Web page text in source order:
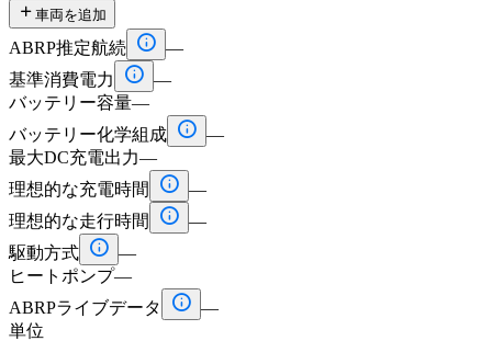
 車両を追加
ABRP推定航続  —
基準消費電力
 —
バッテリー容量—
バッテリー化学組成  —
最大DC充電出力—
理想的な充電時間
 —
理想的な走行時間
 —
駆動方式  —
ヒートポンプ—
ABRPライブデータ
 —
単位